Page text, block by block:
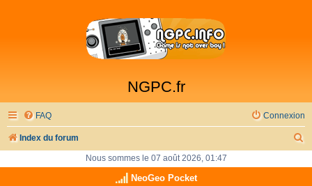
NGPC.fr
FAQ Connexion
Index du forum
Nous sommes le 07 août 2026, 01:47
NeoGeo Pocket